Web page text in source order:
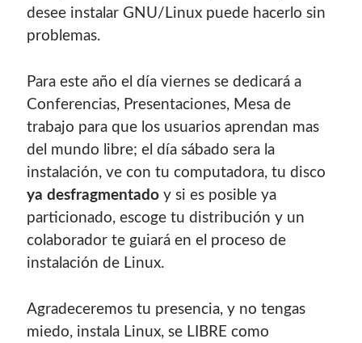
desee instalar GNU/Linux puede hacerlo sin
problemas.
Para este año el dí­a viernes se dedicará a
Conferencias, Presentaciones, Mesa de
trabajo para que los usuarios aprendan mas
del mundo libre; el dí­a sábado sera la
instalación, ve con tu computadora, tu disco
ya desfragmentado y si es posible ya
particionado, escoge tu distribución y un
colaborador te guiará en el proceso de
instalación de Linux.
Agradeceremos tu presencia, y no tengas
miedo, instala Linux, se LIBRE como